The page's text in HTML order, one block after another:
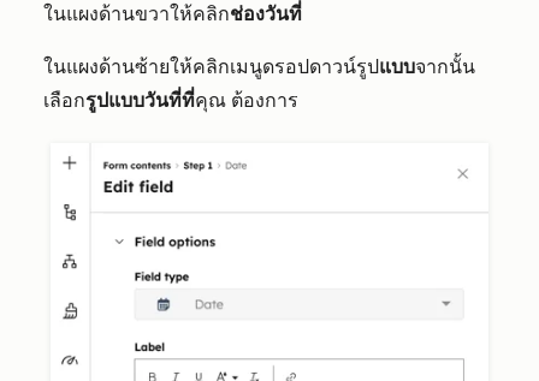
ในแผงด้านขวาให้คลิกช่องวันที่
ในแผงด้านซ้ายให้คลิกเมนูดรอปดาวน์รูปแบบจากนั้น
เลือกรูปแบบวันที่ที่คุณ ต้องการ